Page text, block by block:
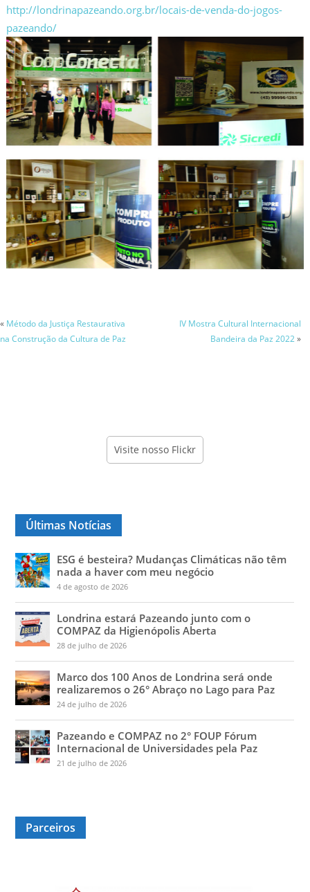
http://londrinapazeando.org.br/locais-de-venda-do-jogos-
pazeando/
« Método da Justiça Restaurativa
na Construção da Cultura de Paz
IV Mostra Cultural Internacional
Bandeira da Paz 2022»
Visite nosso Flickr
Últimas Notícias
ESG é besteira? Mudanças Climáticas não têm
nada a haver com meu negócio
4 de agosto de 2026
Londrina estará Pazeando junto com o
COMPAZ da Higienópolis Aberta
28 de julho de 2026
Marco dos 100 Anos de Londrina será onde
realizaremos o 26° Abraço no Lago para Paz
24 de julho de 2026
Pazeando e COMPAZ no 2° FOUP Fórum
Internacional de Universidades pela Paz
21 de julho de 2026
Parceiros